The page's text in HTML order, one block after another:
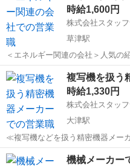
時給1,600円
株式会社スタッ
草津駅
＜エネルギー関連の会社＞人気の
車場も完備しています！ 【お仕事の内容】住宅展示場や代理店に
行き営業の情報を回収、エネルギ
供給に伴う工事を手配・顧客にスケ
滋賀 草津市 草津駅 営
複写機を扱う
時給1,330円
株式会社スタッ
大津駅
≪複写機などを扱う精密機器メー
しっかりあり安心です！ 【お仕事の内容】機器手配／納入準備、
設置立会機能仕様設定作業、ユー
滋賀 大津市 大津駅
機械メーカー